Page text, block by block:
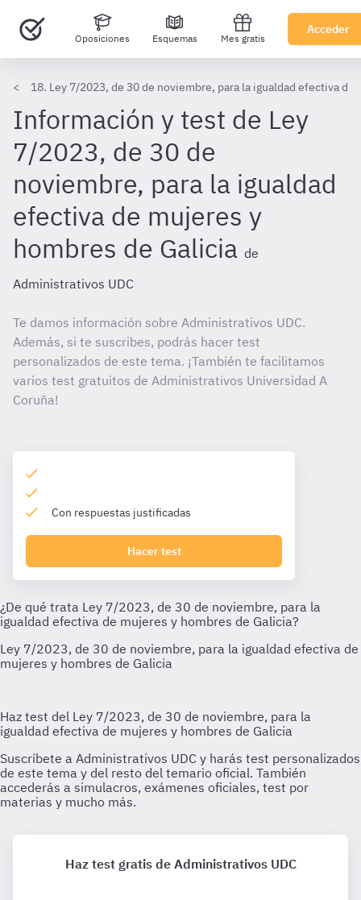
Oposiciones Esquemas Mes gratis
Acceder
18. Ley 7/2023, de 30 de noviembre, para la igualdad efectiva
Información y test de Ley
7/2023, de 30 de
noviembre, para la igualdad
efectiva de mujeres y
hombres de Galicia de
Administrativos UDC
Te damos información sobre Administrativos UDC.
Además, si te suscribes, podrás hacer test
personalizados de este tema. ¡También te facilitamos
varios test gratuitos de Administrativos Universidad A
Coruña!
Con respuestas justificadas
Hacer test
Haz test gratis de Administrativos UDC